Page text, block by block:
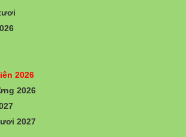
2026
2026
2027